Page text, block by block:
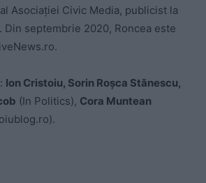
Asociației Civic Media, publicist la
Din septembrie 2020, Roncea este
Ion Cristoiu, Sorin Roșca Stănescu,
(In Politics), Cora Muntean